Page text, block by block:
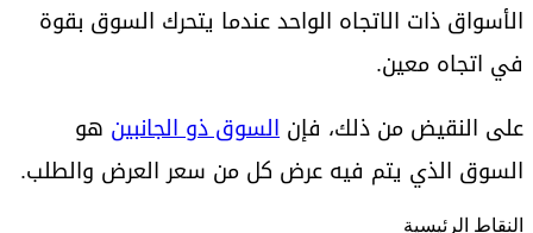
الأسواق ذات الاتجاه الواحد عندما يتحرك السوق بقوة
في اتجاه معين.
على النقيض من ذلك، فإن السوق ذو الجانبين هو
السوق الذي يتم فيه عرض كل من سعر العرض والطلب.
النقاط الرئيسية